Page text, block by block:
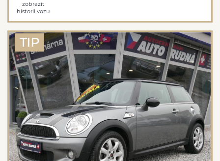
zobrazit
historii vozu
TIP